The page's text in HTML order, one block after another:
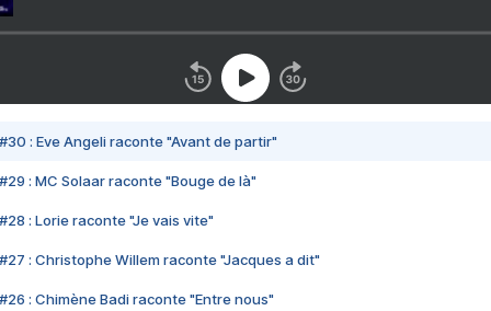
#30 : Eve Angeli raconte "Avant de partir"
#29 : MC Solaar raconte "Bouge de là"
#28 : Lorie raconte "Je vais vite"
#27 : Christophe Willem raconte "Jacques a dit"
#26 : Chimène Badi raconte "Entre nous"